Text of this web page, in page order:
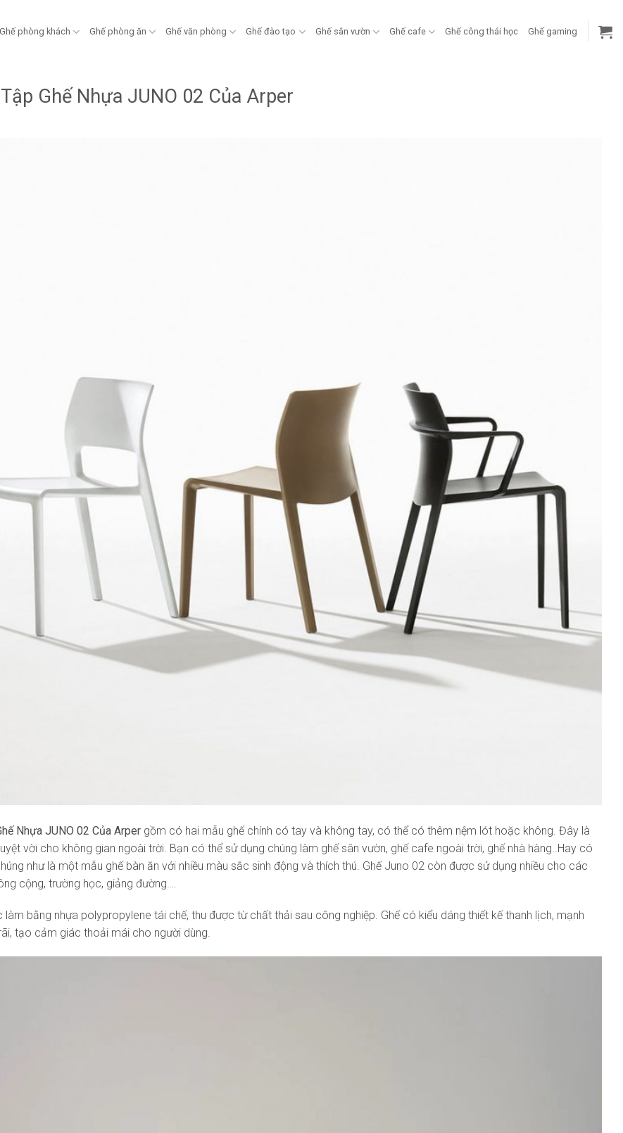
Ghế phòng khách Ghế phòng ăn Ghế văn phòng Ghế đào tạo Ghế sân vườn Ghế cafe Ghế công thái học Ghế gaming
Ghế Nhựa JUNO 02 Của Arper
Nhựa JUNO 02 Của Arper gồm có hai mẫu ghế chính có tay và không tay, có thể có thêm nệm lót hoặc không. Đây là
vời cho không gian ngoài trời. Bạn có thể sử dụng chúng làm ghế sân vườn, ghế cafe ngoài trời, ghế nhà hàng..Hay có
như là một mẫu ghế bàn ăn với nhiều màu sắc sinh động và thích thú. Ghế Juno 02 còn được sử dụng nhiều cho các
cộng, trường học, giảng đường….
làm bằng nhựa polypropylene tái chế, thu được từ chất thải sau công nghiệp. Ghế có kiểu dáng thiết kế thanh lịch, mạnh
tạo cảm giác thoải mái cho người dùng.